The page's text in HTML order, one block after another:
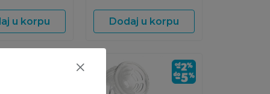
u korpu Dodaj u korpu